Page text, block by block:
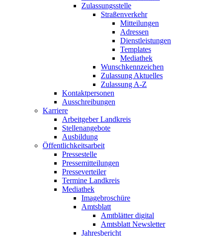
Zulassungsstelle
Straßenverkehr
Mitteilungen
Adressen
Dienstleistungen
Templates
Mediathek
Wunschkennzeichen
Zulassung Aktuelles
Zulassung A-Z
Kontaktpersonen
Ausschreibungen
Karriere
Arbeitgeber Landkreis
Stellenangebote
Ausbildung
Öffentlichkeitsarbeit
Pressestelle
Pressemitteilungen
Presseverteiler
Termine Landkreis
Mediathek
Imagebroschüre
Amtsblatt
Amtblätter digital
Amtsblatt Newsletter
Jahresbericht